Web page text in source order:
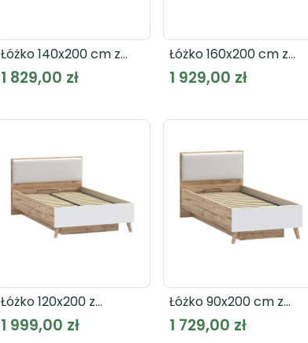
Łóżko 140x200 cm z
podnoszonym
stelażem EDWAL
1 829,00 zł
Łóżko 160x200 cm z
podnoszonym
stelażem EDWAL
1 929,00 zł
Łóżko 120x200 z
podnoszonym
stelażem VANKKA
1 999,00 zł
Łóżko 90x200 cm z
podnoszonym
stelażem VANKKA
1 729,00 zł